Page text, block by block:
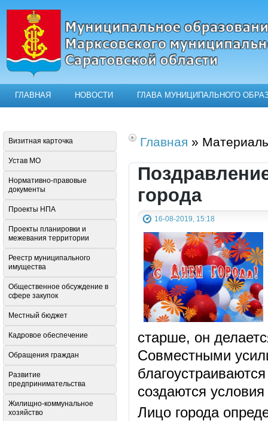
Официальный сайт муниципального
ГЛАВНАЯ НОВОСТИ ГЛАВА МУНИЦИПАЛЬНОГО
Главная »
города
16-08-2019, 15:18
старше, он
Совместными
создаются
Лицо города
Визитная карточка
Устав МО
Нормативно-правовые
документы
Проекты НПА
Проекты планировки и
межевания территории
Реестр муниципального
имущества
Общественное обсуждение в
сфере закупок
Местный бюджет
Кадровое обеспечение
Обращения граждан
Развитие
предпринимательства
Жилищно-коммунальное
хозяйство